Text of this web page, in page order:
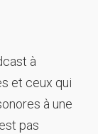
à
et ceux qui
à une
pas